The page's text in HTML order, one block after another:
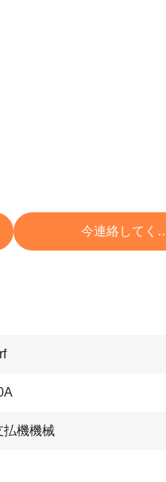
今連絡してく
払機機械